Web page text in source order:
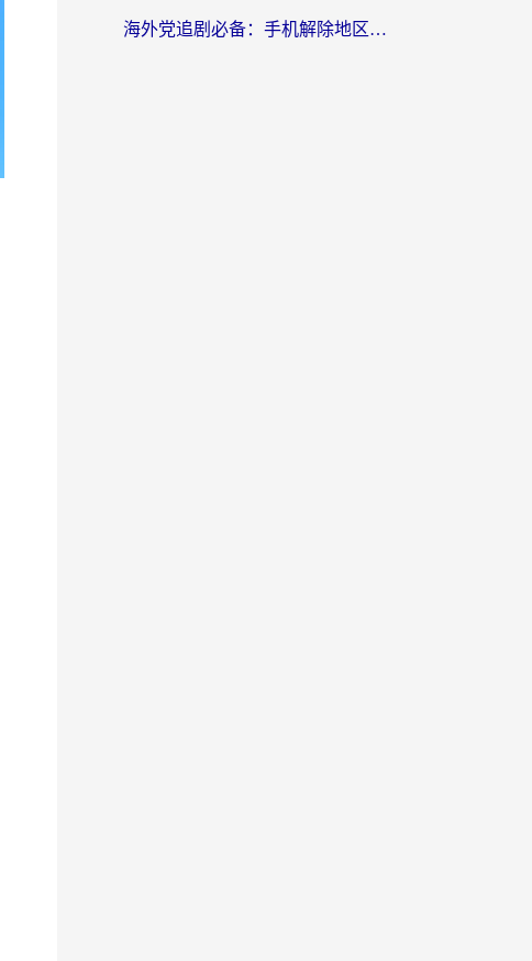
海外党追剧必备：手机解除地区限制app怎么选？解决央视视频&国内剧地区限制全指南